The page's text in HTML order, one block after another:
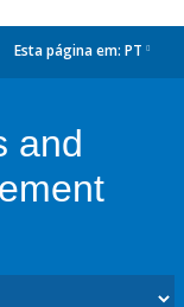
Esta página em: PT
and